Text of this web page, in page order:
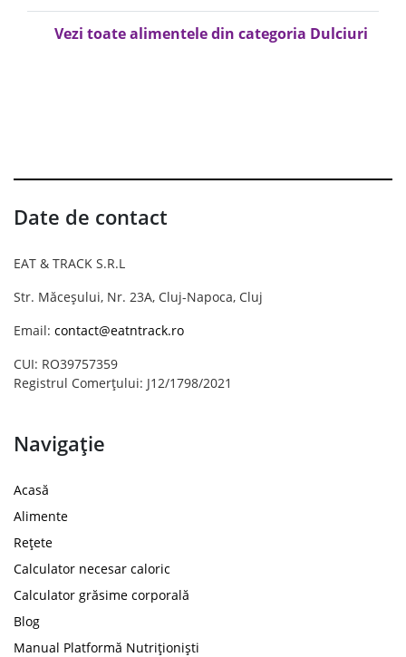
Vezi toate alimentele din categoria Dulciuri
Date de contact
EAT & TRACK S.R.L
Str. Măceșului, Nr. 23A, Cluj-Napoca, Cluj
Email: contact@eatntrack.ro
CUI: RO39757359
Registrul Comerțului: J12/1798/2021
Navigație
Acasă
Alimente
Rețete
Calculator necesar caloric
Calculator grăsime corporală
Blog
Manual Platformă Nutriționiști